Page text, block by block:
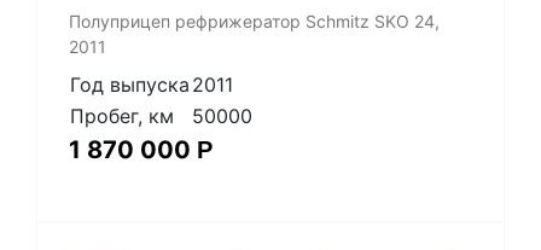
Полуприцеп рефрижератор Schmitz SKO 24,
2011
Год выпуска 2011
Пробег, км
50000
1 870 000 Р